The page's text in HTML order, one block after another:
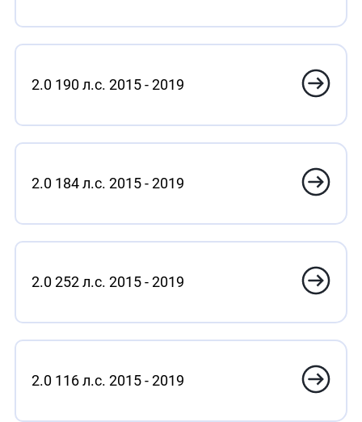
2.0 190 л.с. 2015 - 2019
2.0 184 л.с. 2015 - 2019
2.0 252 л.с. 2015 - 2019
2.0 116 л.с. 2015 - 2019